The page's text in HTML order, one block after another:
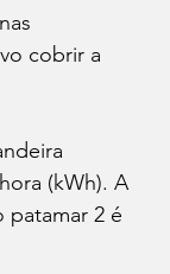
cobrir a
(kWh). A
patamar 2 é